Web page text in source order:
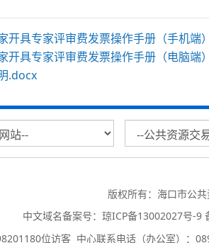
开具专家评审费发票操作手册（手机端
开具专家评审费发票操作手册（电脑端
.docx
版权所有：海口市公
中文域名备案号： 琼ICP备13002027号-9
位访客 中心联系电话（办公室）：